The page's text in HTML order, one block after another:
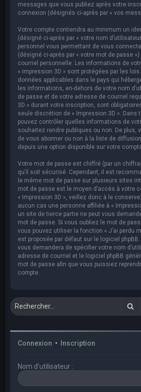
messages que vous publiez après votre
connexion (désignés ci-après par « vos
Votre compte contiendra au minimum un
(désigné ci-après par « votre nom
personnel vous permettant de vous
(désigné ci-après par « votre mot de passe
courriel personnelle. Les informations de
« Impression 3D » sont protégées par les
données applicables dans le pays qui
les informations, en-dehors de votre nom
de passe et de votre adresse de courriel
3D » durant votre inscription, sont
seule discrétion de « Impression 3D ». Dans
pouvez contrôler quelles informations de
souhaitez rendre publiques ou non. De plus,
de vous abonner ou non à la liste de
depuis une option disponible sur votre
Votre mot de passe est chiffré (par un
qu’il soit sécurisé. Cependant, il est
le même mot de passe sur plusieurs sites
mot de passe est le moyen d’accès à votre
« Impression 3D », veillez donc à le
aucun cas une personne affiliée à «
un site de tierce partie ne peut vous
mot de passe. Si vous oubliez le mot de
vous pouvez utiliser la fonction « J’ai perdu
est proposée par défaut sur le logiciel
vous demandera de spécifier votre nom
adresse de courriel et le logiciel phpBB
mot de passe afin que vous puissiez
compte.
Connexion • Inscription
Nom d’utilisateur :